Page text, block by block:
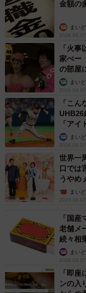
2026.08.07
ド 「
才師が
まい
2026.08.06
【漫画】「高い家賃を
ンスの七夕飾り、書か
松波 穂乃圭
2026.08.06
大河出
美を連
まい
2026.08.06